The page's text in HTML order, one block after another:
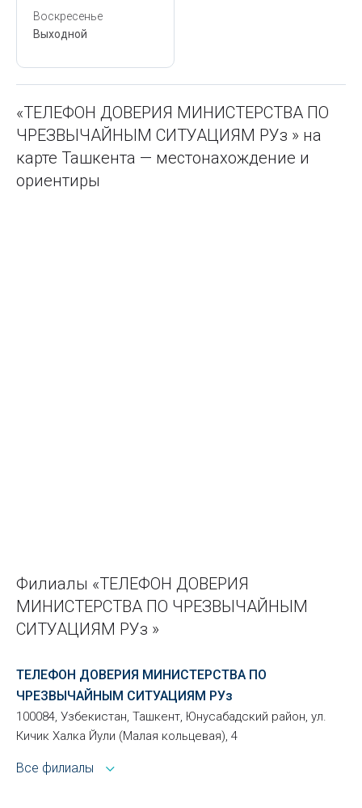
Воскресенье
Выходной
«ТЕЛЕФОН ДОВЕРИЯ МИНИСТЕРСТВА ПО
ЧРЕЗВЫЧАЙНЫМ СИТУАЦИЯМ РУз » на
карте Ташкента — местонахождение и
ориентиры
Филиалы «ТЕЛЕФОН ДОВЕРИЯ
МИНИСТЕРСТВА ПО ЧРЕЗВЫЧАЙНЫМ
СИТУАЦИЯМ РУз »
ТЕЛЕФОН ДОВЕРИЯ МИНИСТЕРСТВА ПО
ЧРЕЗВЫЧАЙНЫМ СИТУАЦИЯМ РУз
100084, Узбекистан, Ташкент, Юнусабадский район, ул.
Кичик Халка Йули (Малая кольцевая), 4
Все филиалы